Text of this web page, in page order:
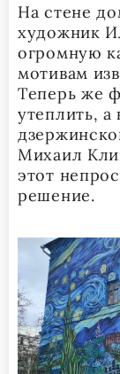
На стене
художник
огромную
мотивам
Теперь же
утеплить, а
Михаил
этот
решение.